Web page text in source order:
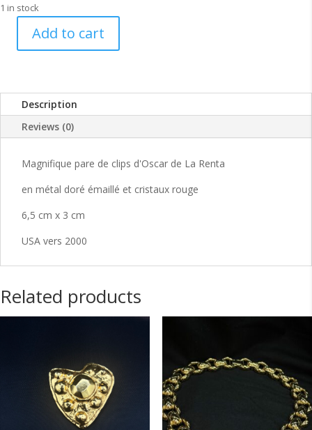
1 in stock
Magnifiques
coraux
d'Oscar
De
Renta
quantity
Add to cart
Description
Reviews (0)
Magnifique pare de clips d'Oscar de La Renta
en métal doré émaillé et cristaux rouge
6,5 cm x 3 cm
USA vers 2000
Related products